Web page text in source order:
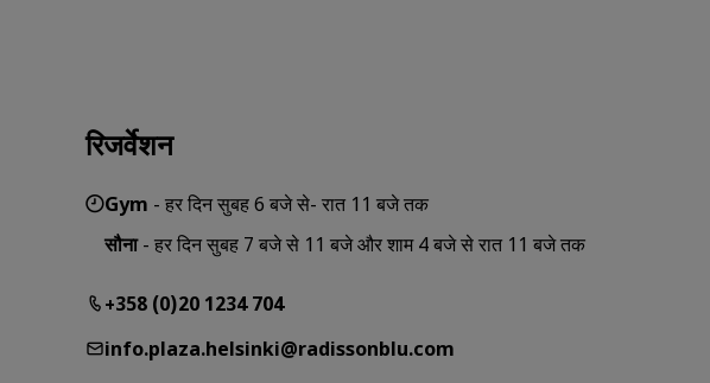
रिजर्वेशन
Gym - हर दिन सुबह 6 बजे से- रात 11 बजे तक
सौना- हर दिन सुबह 7 बजे से 11 बजे और शाम 4 बजे से रात 11 बजे तक
+358 (0)20 1234 704
info.plaza.helsinki@radissonblu.com